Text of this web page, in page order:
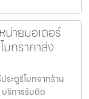
น่ายมอเตอร์
มทราคาส่ง
ระตูรีโมทจากร้าน
บริการรับติด